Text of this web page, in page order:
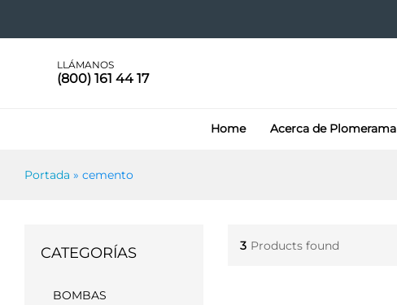
LLÁMANOS
(800) 161 44 17
Home Acerca de Plomerama
Portada » cemento
3 Products found
CATEGORÍAS
BOMBAS